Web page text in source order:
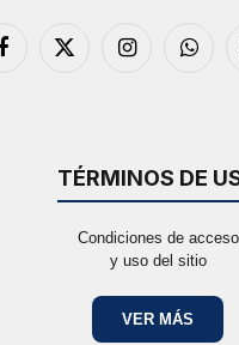
Facebook
X
Instagram
TÉRMINOS DE
Condiciones de acceso
y uso del sitio
VER MÁS